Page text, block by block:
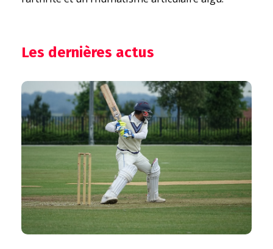
Les dernières actus